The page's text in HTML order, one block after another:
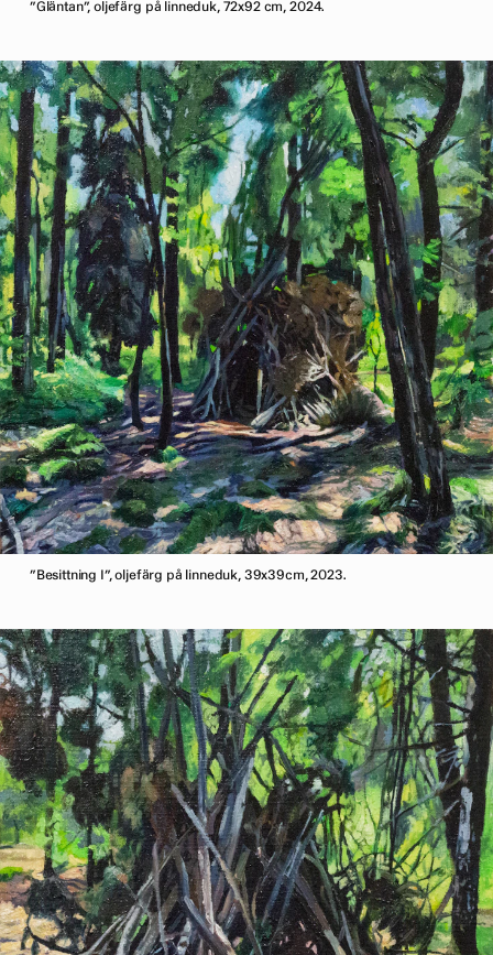
”Gläntan”, oljefärg på linneduk, 72x92 cm, 2024.
”Besittning I”, oljefärg på linneduk, 39x39cm, 2023.